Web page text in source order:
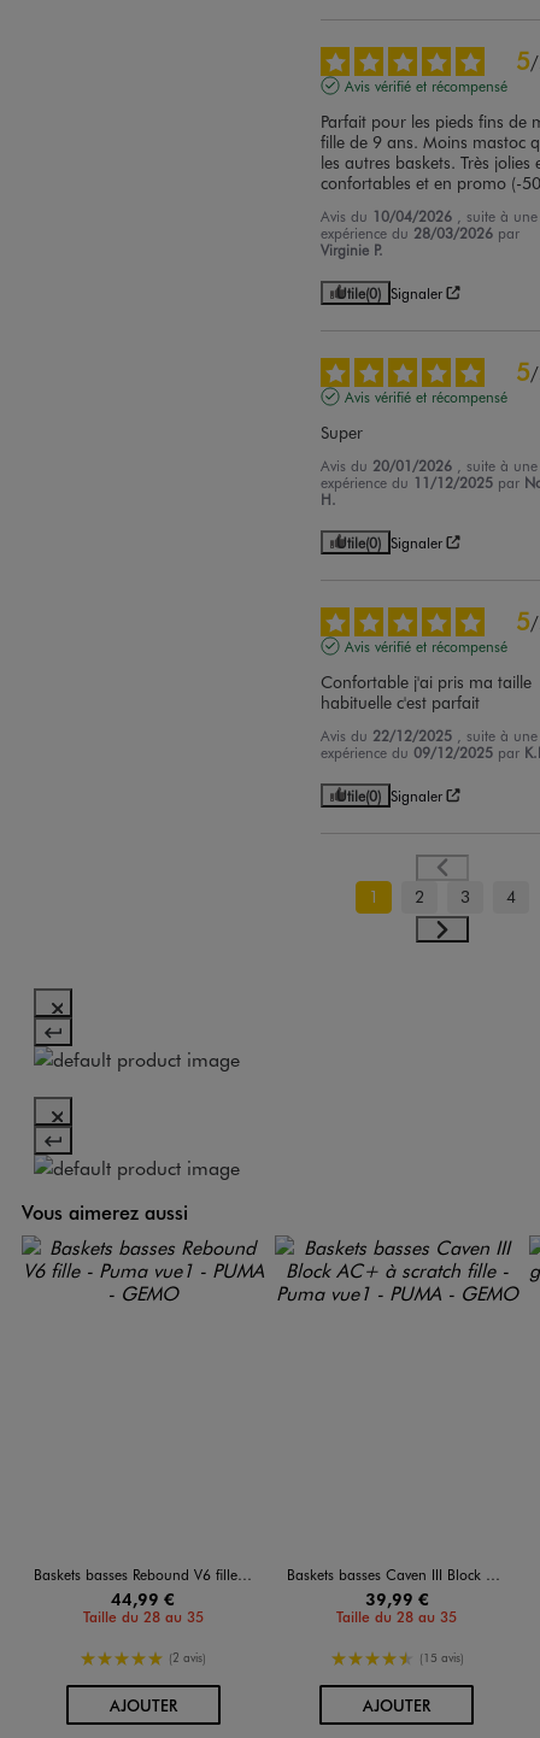
5/
Avis vérifié et récompensé
Parfait pour les pieds fins de
fille de 9 ans. Moins mastoc
les autres baskets. Très jolies
confortables et en promo (-
Avis du 10/04/2026
, suite à une
expérience du 28/03/2026 par
Virginie P.
Utile(0) Signaler
5/
Avis vérifié et récompensé
Super
Avis du 20/01/2026
, suite à une
expérience du 11/12/2025 par
H.
Utile(0) Signaler
5/
Avis vérifié et récompensé
Confortable j'ai pris ma taille
habituelle c'est parfait
Avis du 22/12/2025
, suite à une
expérience du09/12/2025 par
Utile(0) Signaler
1 2 3 4
Vous aimerez aussi
Baskets basses Rebound V6 fille - Puma
44,99 €
Taille du 28 au 35
5/5 de moyenne
(2 avis)
AJOUTERAU PANIER
Baskets basses Caven III Block AC+ à scratch fille - Puma
39,99 €
Taille du 28 au 35
4.5/5 de moyenne
(15 avis)
AJOUTERAU PANIER